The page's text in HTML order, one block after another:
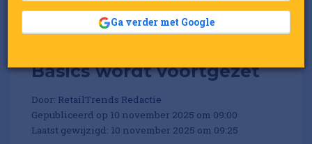
Basics wordt voortgezet
Door: RetailTrends Redactie
Gepubliceerd op 10 november 2025 om 09:00
Laatst gewijzigd: 10 november 2025 om 09:25
Ga verder met Google